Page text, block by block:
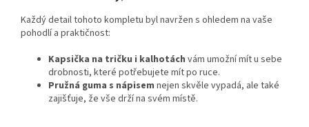
Každý detail tohoto kompletu byl navržen s ohledem na vaše
pohodlí a praktičnost:
Kapsička na tričku i kalhotách vám umožní mít u sebe
drobnosti, které potřebujete mít po ruce.
Pružná guma s nápisem nejen skvěle vypadá, ale také
zajišťuje, že vše drží na svém místě.